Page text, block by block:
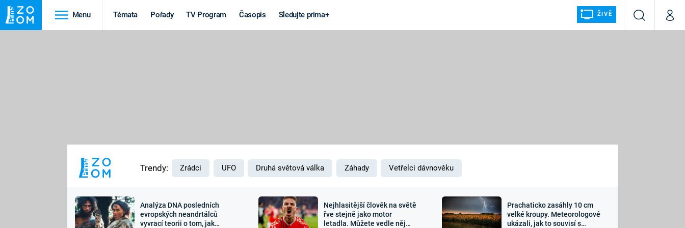
Menu Témata Pořady TV Program Časopis Sledujte prima+ ŽIVĚ
VyhledáváníMůj
MARS
Výročí
Záhady a
Zajímavosti Sledujte nás
Trendy: Zrádci UFO Druhá světová válka Záhady Vetřelci dávnověku
Analýza DNA posledních
evropských neandrtálců
vyvrací teorii o tom, jak
Nejhlasitější člověk na světě
řve stejně jako motor
letadla. Můžete vedle něj
Prachaticko zasáhly 10 cm
velké kroupy. Meteorologové
ukázali, jak to souvisí s